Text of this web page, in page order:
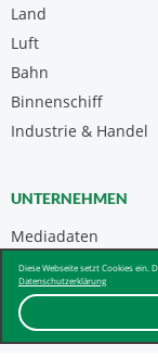
Diese Webseite setzt Cookies ein.
Datenschutzerklärung
Land
Luft
Bahn
Binnenschiff
Industrie & Handel
UNTERNEHMEN
Mediadaten
Kontakt
Über uns & AGB